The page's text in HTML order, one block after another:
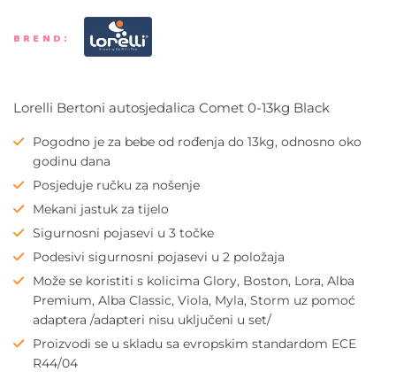
BREND:
Lorelli Bertoni autosjedalica Comet 0-13kg Black
Pogodno je za bebe od rođenja do 13kg, odnosno oko
godinu dana
Posjeduje ručku za nošenje
Mekani jastuk za tijelo
Sigurnosni pojasevi u 3 točke
Podesivi sigurnosni pojasevi u 2 položaja
Može se koristiti s kolicima Glory, Boston, Lora, Alba
Premium, Alba Classic, Viola, Myla, Storm uz pomoć
adaptera /adapteri nisu uključeni u set/
Proizvodi se u skladu sa evropskim standardom ECE
R44/04